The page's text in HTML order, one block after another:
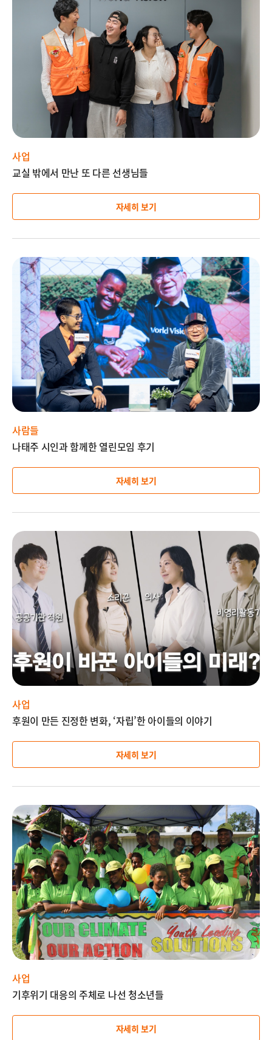
사업
교실 밖에서 만난 또 다른 선생님들
자세히 보기
이
미
사람들
나태주 시인과 함께한 열린모임 후기
자세히 보기
이
미
지
설
명
사업
후원이 만든 진정한 변화, ‘자립’한 아이들의 이야기
자세히 보기
이
미
지
설
명
사업
기후위기 대응의 주체로 나선 청소년들
자세히 보기